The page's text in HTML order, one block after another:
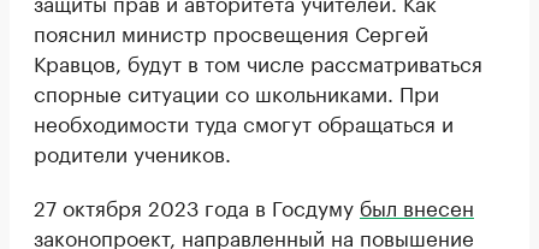
пояснил министр просвещения Сергей
Кравцов, будут в том числе рассматриваться
спорные ситуации со школьниками. При
необходимости туда смогут обращаться и
родители учеников.
27 октября 2023 года в Госдуму был внесен
законопроект, направленный на повышение